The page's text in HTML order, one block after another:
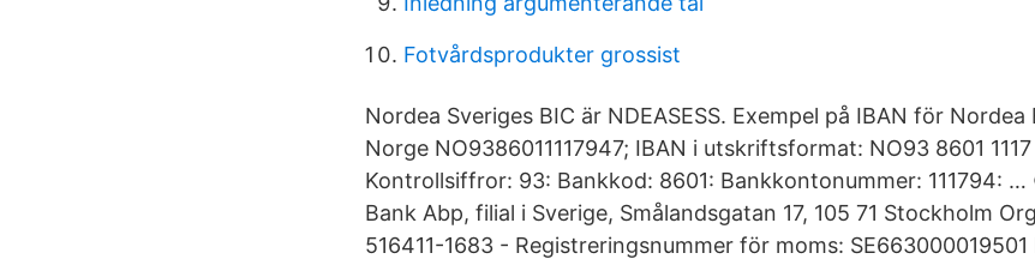
Fotvårdsprodukter grossist
Nordea Sveriges BIC är NDEASESS. Exempel på IBAN för Nordea
Norge NO9386011117947; IBAN i utskriftsformat: NO93 8601
Kontrollsiffror: 93: Bankkod: 8601: Bankkontonummer: 111794:
Bank Abp, filial i Sverige, Smålandsgatan 17, 105 71 Stockholm
516411-1683 - Registreringsnummer för moms: SE663000019501